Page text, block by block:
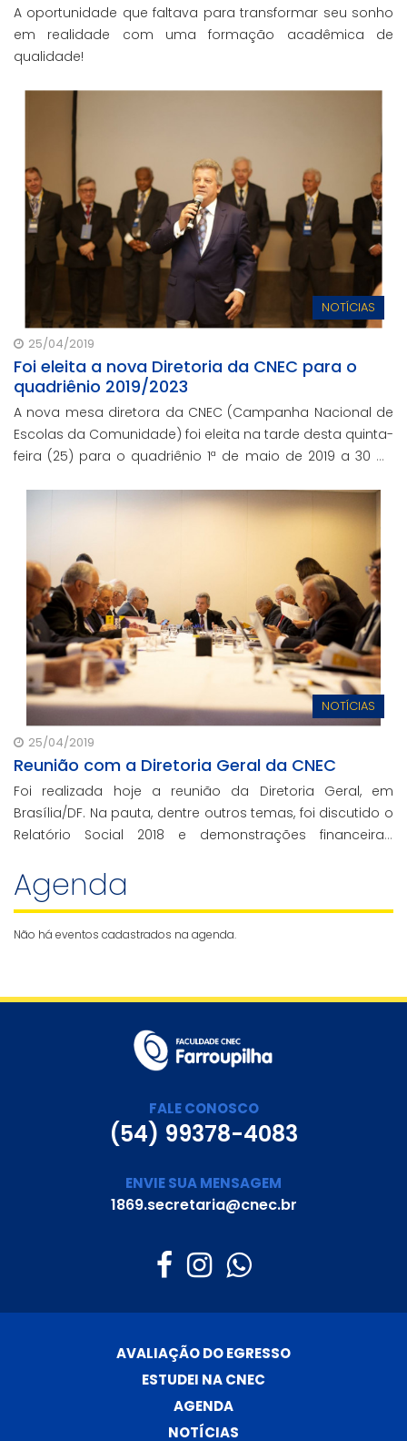
A oportunidade que faltava para transformar seu sonho
em realidade com uma formação acadêmica de
qualidade!
NOTÍCIAS
25/04/2019
Foi eleita a nova Diretoria da CNEC para o
quadriênio 2019/2023
A nova mesa diretora da CNEC (Campanha Nacional de
Escolas da Comunidade) foi eleita na tarde desta quinta-
feira (25) para o quadriênio 1ª de maio de 2019 a 30 de
NOTÍCIAS
25/04/2019
Reunião com a Diretoria Geral da CNEC
Foi realizada hoje a reunião da Diretoria Geral, em
Brasília/DF. Na pauta, dentre outros temas, foi discutido o
Relatório Social 2018 e demonstrações financeiras,
do ano passado.
Agenda
Não há eventos cadastrados na agenda.
FALE CONOSCO
(54) 99378-4083
ENVIE SUA MENSAGEM
1869.secretaria@cnec.br
AVALIAÇÃO DO EGRESSO
ESTUDEI NA CNEC
AGENDA
NOTÍCIAS